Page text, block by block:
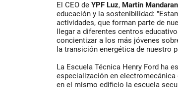
El CEO de YPF Luz, Martín
educación y la sostenibilidad:
actividades, que forman parte de
llegar a diferentes centros
concientizar a los más jóvenes
la transición energética de nuestro
La Escuela Técnica Henry Ford ha
especialización en electromecánica
en el mismo edificio la escuela